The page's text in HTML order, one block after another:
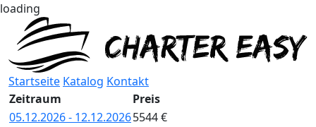
loading
Startseite Katalog Kontakt
Zeitraum
Preis
05.12.2026 - 12.12.20265544 €